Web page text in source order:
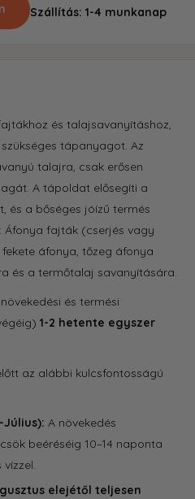
Szállítás: 1-4 munkanap
és talajsavanyításhoz,
tápanyagot. Az
talajra, csak erősen
A tápoldat elősegíti a
és a bőséges jóízű termés
Áfonya fajták (cserjés vagy
áfonya, tőzeg áfonya
és a termőtalaj savanyítására.
és termési
1-2 hetente egyszer
az alábbi kulcsfontosságú
A növekedés
beéréséig 10–14 naponta
elejétől teljesen